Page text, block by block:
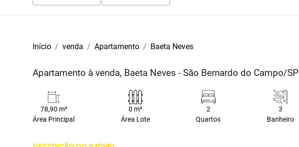
Início venda Apartamento Baeta Neves
Apartamento à venda, Baeta Neves - São Bernardo do Campo/SP
78,90 m²
Área Principal
0 m²
Área Lote
2
Quartos
3
Banheiro